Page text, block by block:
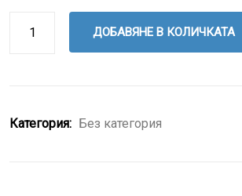
ДОБАВЯНЕ В КОЛИЧКАТА
Категория: Без категория